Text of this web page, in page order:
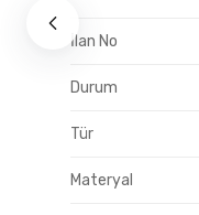
İlan No
Durum
Tür
Materyal